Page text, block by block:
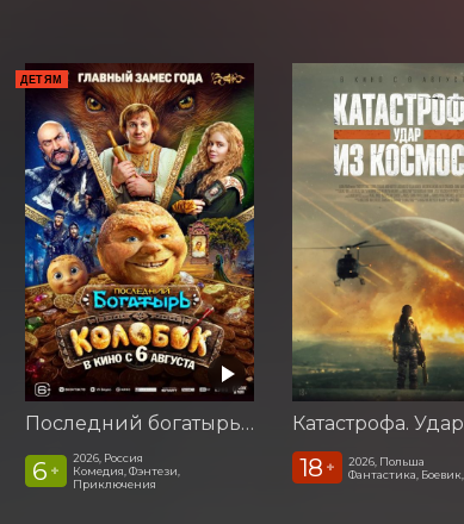
ДЕТЯМ
Последний богатырь. Колобок
6 +
2026, Россия
Комедия, Фэнтези,
Приключения
18 +
2026, Польша
Фантастика,